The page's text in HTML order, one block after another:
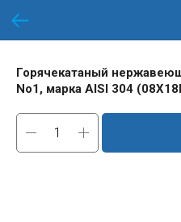
Горячекатаный
No1, марка AISI 304